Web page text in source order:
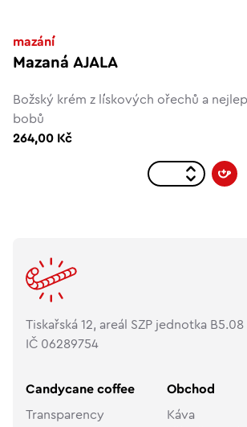
mazání
Mazaná AJALA
Božský krém z lískových ořechů a
bobů
264,00 Kč
Tiskařská 12, areál SZP jednotka B5.08
IČ 06289754
Candycane coffee
Transparency
Obchod
Káva